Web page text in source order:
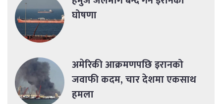
घोषणा
अमेरिकी आक्रमणपछि इरानको
जवाफी कदम, चार देशमा एकसाथ
हमला